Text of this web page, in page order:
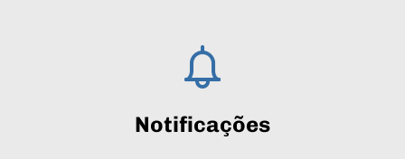
Notificações